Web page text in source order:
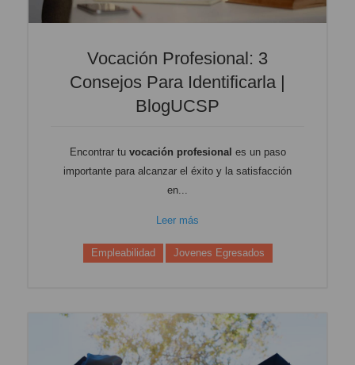
Vocación Profesional: 3
Consejos Para Identificarla |
BlogUCSP
Encontrar tu vocación profesional es un paso
importante para alcanzar el éxito y la satisfacción
en...
Leer más
Empleabilidad Jovenes Egresados